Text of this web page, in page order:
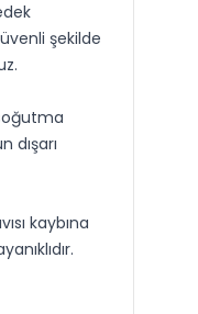
şekilde
dışarı
kaybına